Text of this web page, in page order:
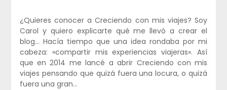
¿Quieres conocer a Creciendo con mis viajes? Soy
Carol y quiero explicarte qué me llevó a crear el
blog… Hacía tiempo que una idea rondaba por mi
cabeza: «compartir mis experiencias viajeras». Así
que en 2014 me lancé a abrir Creciendo con mis
viajes pensando que quizá fuera una locura, o quizá
fuera una gran…